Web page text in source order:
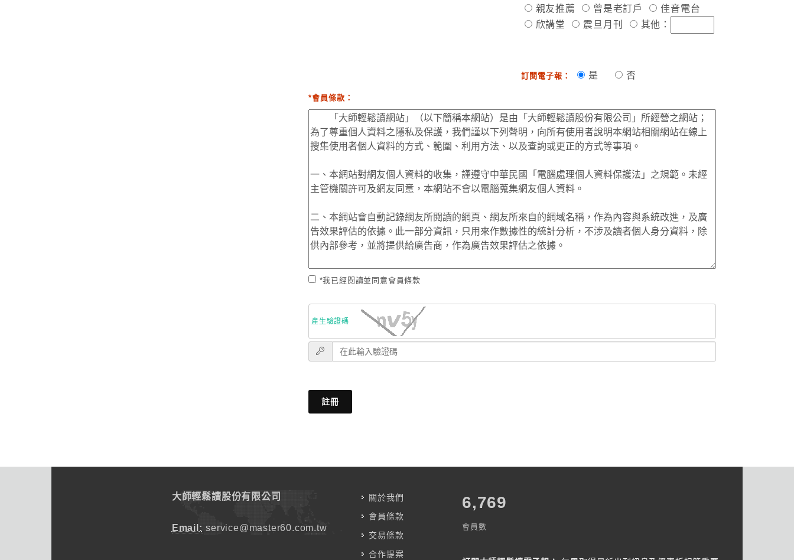
親友推薦
曾是老訂戶
佳音電台
欣講堂
震旦月刊 其他：
訂閱電子報： 是 否
*會員條款：
*我已經閱讀並同意會員條款
產生驗證碼
註冊
大師輕鬆讀股份有限公司
Email: service@master60.com.tw
關於我們
會員條款
交易條款
合作提案
7,787
會員數